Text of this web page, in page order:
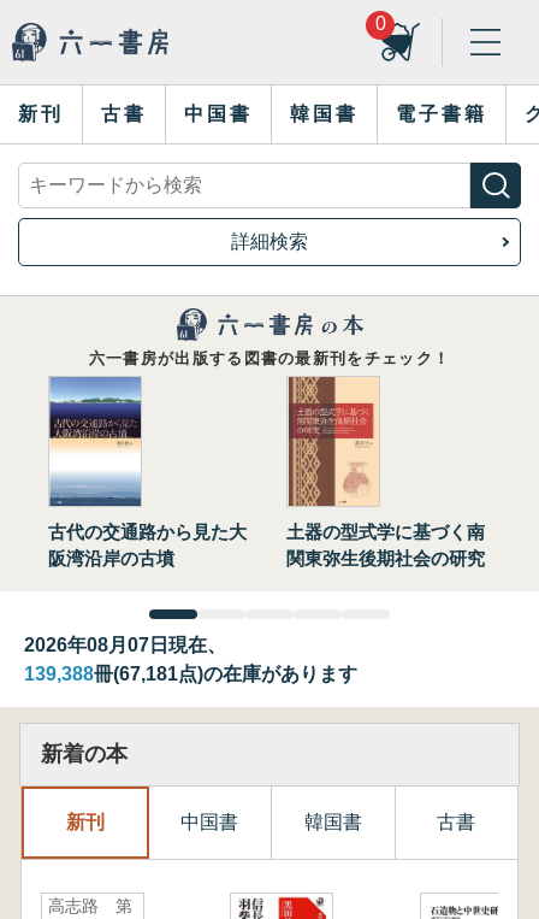
0
新刊 古書 中国書 韓国書 電子書籍
詳細検索
六一書房が出版する図書の最新刊をチェック！
古代の交通路から見た大
阪湾沿岸の古墳
土器の型式学に基づく南
関東弥生後期社会の研究
2026年08月07日現在、
139,388冊(67,181点)の在庫があります
新着の本
新刊 中国書 韓国書 古書
高志路 第